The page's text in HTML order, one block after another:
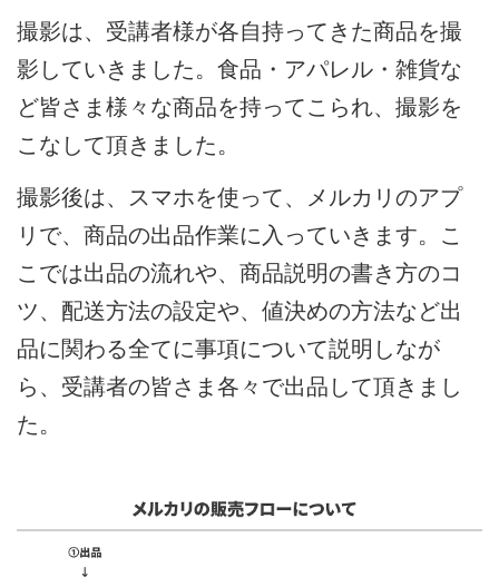
撮影は、受講者様が各自持ってきた商品を撮
影していきました。食品・アパレル・雑貨な
ど皆さま様々な商品を持ってこられ、撮影を
こなして頂きました。
撮影後は、スマホを使って、メルカリのアプ
リで、商品の出品作業に入っていきます。こ
こでは出品の流れや、商品説明の書き方のコ
ツ、配送方法の設定や、値決めの方法など出
品に関わる全てに事項について説明しなが
ら、受講者の皆さま各々で出品して頂きまし
た。